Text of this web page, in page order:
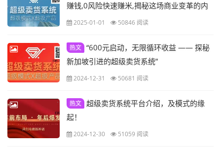
赚钱,0风险快速赚米,揭秘这场商业变革的内
幕！2025-01-01 50846 阅读
热文 “600元启动，无限循环收益 —— 探秘
新加坡引进的超级卖货系统”
2024-12-31 50681 阅读
热文 超级卖货系统平台介绍，及模式的缘
起！
2024-12-30 51059 阅读